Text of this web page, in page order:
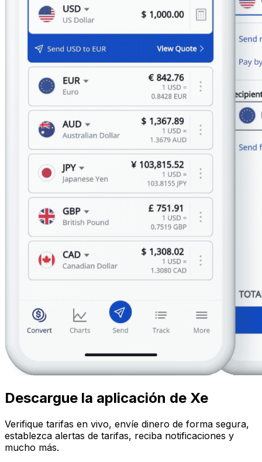
Descargue la aplicación de Xe
Verifique tarifas en vivo, envíe dinero de forma segura,
establezca alertas de tarifas, reciba notificaciones y
mucho más.